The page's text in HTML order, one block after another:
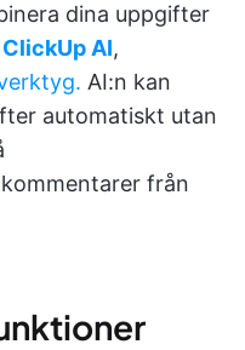
dina uppgifter
ClickUp AI,
AI:n kan
automatiskt utan
från